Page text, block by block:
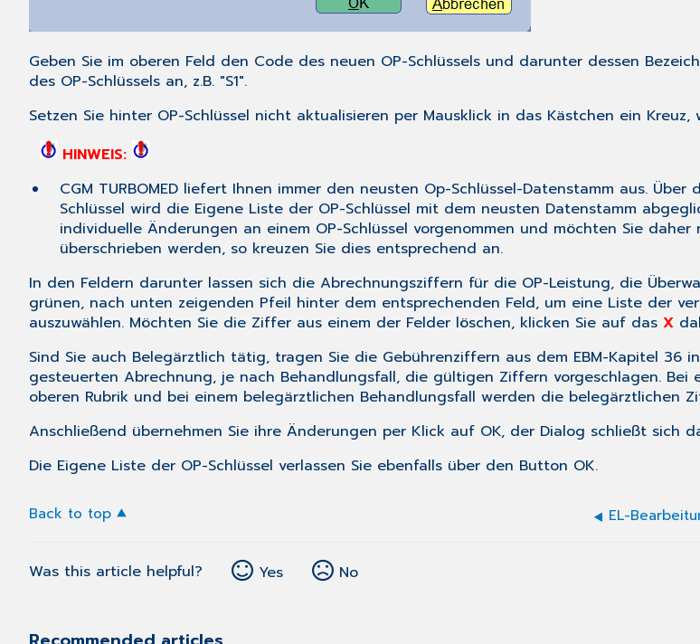
Geben Sie im oberen Feld den Code des neuen OP-Schlüssels und darunter dessen
des OP-Schlüssels an, z.B. "S1".
Setzen Sie hinter OP-Schlüssel nicht aktualisieren per Mausklick in das Kästchen ein
HINWEIS:
CGM TURBOMED liefert Ihnen immer den neusten Op-Schlüssel-Datenstamm aus. Über
Schlüssel wird die Eigene Liste der OP-Schlüssel mit dem neusten Datenstamm
individuelle Änderungen an einem OP-Schlüssel vorgenommen und möchten Sie
überschrieben werden, so kreuzen Sie dies entsprechend an.
In den Feldern darunter lassen sich die Abrechnungsziffern für die OP-Leistung, die
grünen, nach unten zeigenden Pfeil hinter dem entsprechenden Feld, um eine Liste der
auszuwählen. Möchten Sie die Ziffer aus einem der Felder löschen, klicken Sie auf das X
Sind Sie auch Belegärztlich tätig, tragen Sie die Gebührenziffern aus dem EBM-Kapitel 36
gesteuerten Abrechnung, je nach Behandlungsfall, die gültigen Ziffern vorgeschlagen.
oberen Rubrik und bei einem belegärztlichen Behandlungsfall werden die belegärztlichen
Anschließend übernehmen Sie ihre Änderungen per Klick auf OK, der Dialog schließt sich
Die Eigene Liste der OP-Schlüssel verlassen Sie ebenfalls über den Button OK.
Back to top EL-
Was this article helpful? Yes No